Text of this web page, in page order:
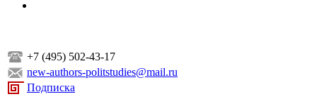
+7 (495) 502-43-17
new-authors-politstudies@mail.ru
Подписка